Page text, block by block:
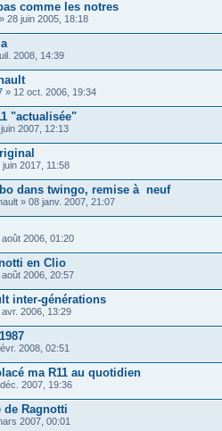
comme les notres
» 28 juin 2005, 18:18
2008, 14:39
» 12 oct. 2006, 19:34
"actualisée"
2007, 12:13
juin 2017, 11:58
dans twingo, remise à neuf
» 08 janv. 2007, 21:07
août 2006, 01:20
en Clio
août 2006, 20:57
inter-générations
avr. 2006, 13:29
2008, 02:51
ma R11 au quotidien
2007, 19:36
de Ragnotti
2007, 00:01